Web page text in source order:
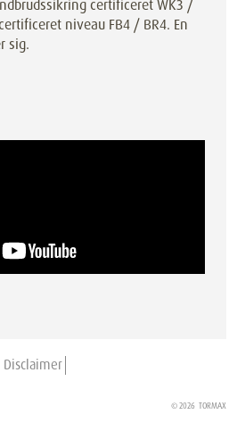
certificeret WK3 /
niveau FB4 / BR4. En
sig.
Disclaimer
© 2026 TORMAX